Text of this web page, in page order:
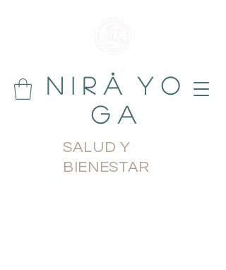
N i r å Y o
g a
SALUD Y
BIENESTAR